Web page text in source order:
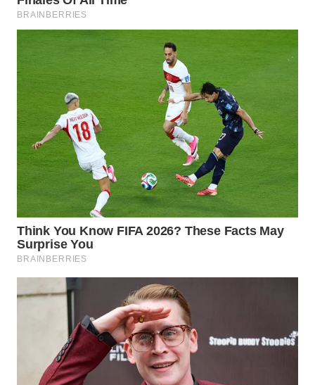
KALTENG
KALTARA
WN
KALSEL
WN
KALTIM
WN
SULSEL
WN
WN
MALUKU